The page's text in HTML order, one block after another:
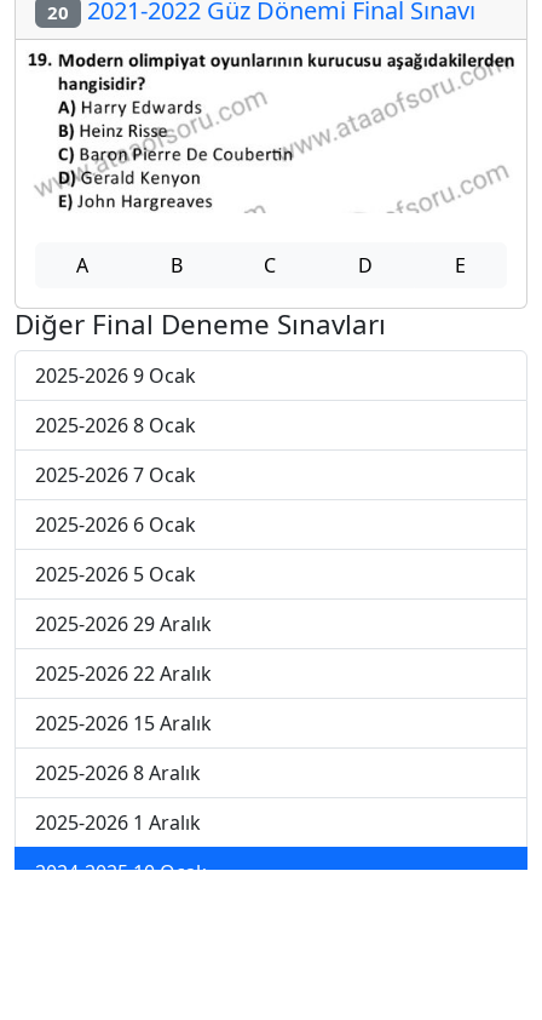
20 2021-2022 Güz Dönemi Final Sınavı
A B C D E
Diğer Final Deneme Sınavları
2025-2026 9 Ocak
2025-2026 8 Ocak
2025-2026 7 Ocak
2025-2026 6 Ocak
2025-2026 5 Ocak
2025-2026 29 Aralık
2025-2026 22 Aralık
2025-2026 15 Aralık
2025-2026 8 Aralık
2025-2026 1 Aralık
2024-2025 10 Ocak